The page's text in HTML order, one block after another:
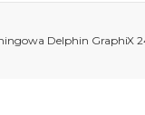
Delphin GraphiX